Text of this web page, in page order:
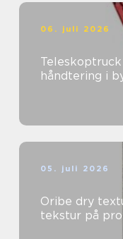
06. juli 2026
Teleskoptruck kurs trygg
håndtering i
05. juli 2026
Oribe dry
tekstur på